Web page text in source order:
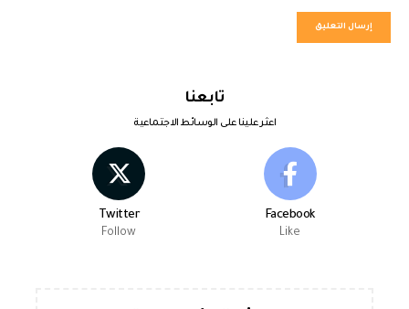
تابعنا
اعثر علينا على الوسائط الاجتماعية
Facebook
Like
Twitter
Follow